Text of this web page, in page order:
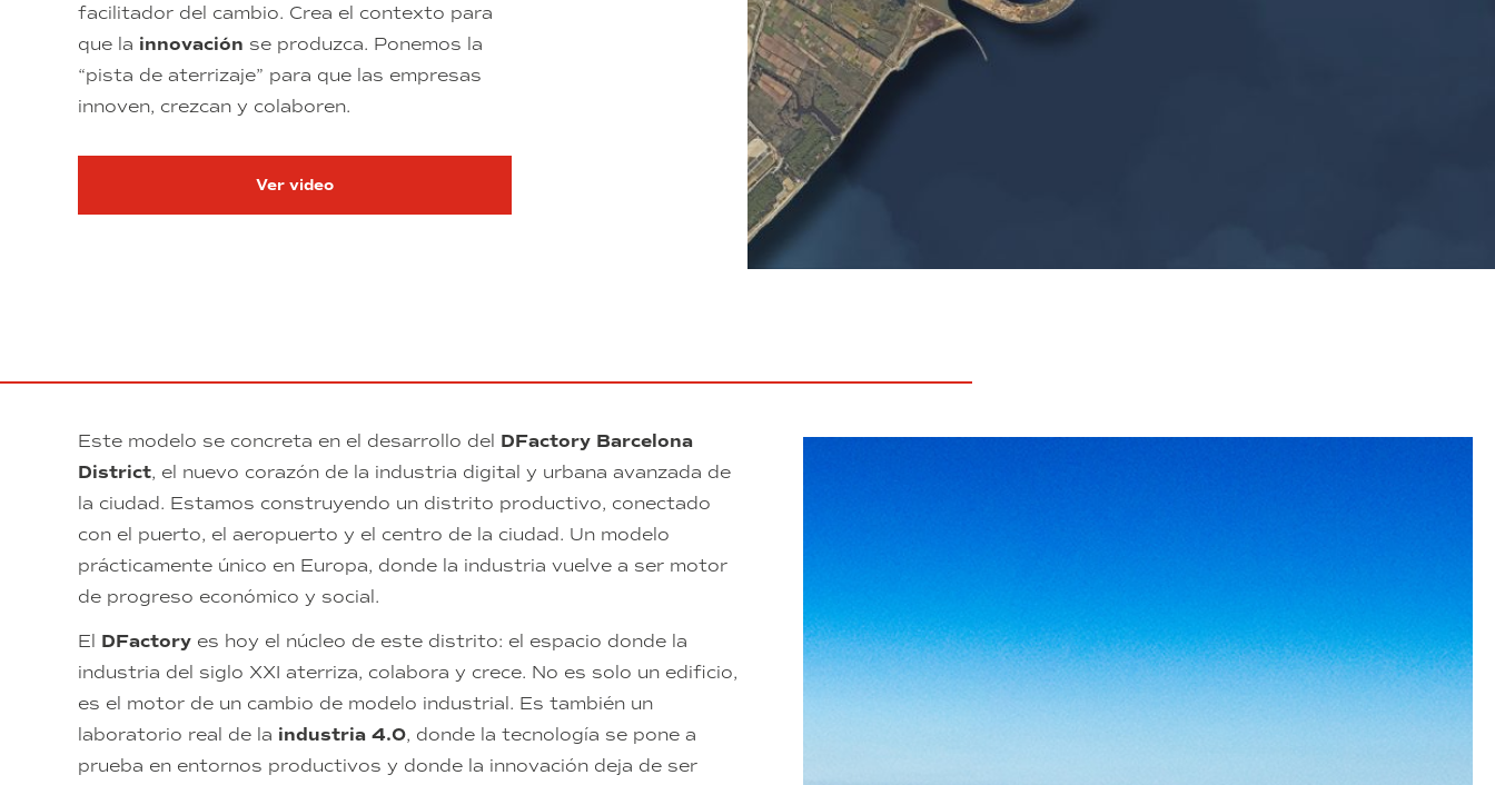
facilitador del cambio. Crea el contexto para
que la innovación se produzca. Ponemos la
“pista de aterrizaje” para que las empresas
innoven, crezcan y colaboren.
Ver video
Este modelo se concreta en el desarrollo del DFactory Barcelona
District, el nuevo corazón de la industria digital y urbana avanzada de
la ciudad. Estamos construyendo un distrito productivo, conectado
con el puerto, el aeropuerto y el centro de la ciudad. Un modelo
prácticamente único en Europa, donde la industria vuelve a ser motor
de progreso económico y social.
El DFactory es hoy el núcleo de este distrito: el espacio donde la
industria del siglo XXI aterriza, colabora y crece. No es solo un edificio,
es el motor de un cambio de modelo industrial. Es también un
laboratorio real de la industria 4.0, donde la tecnología se pone a
prueba en entornos productivos y donde la innovación deja de ser